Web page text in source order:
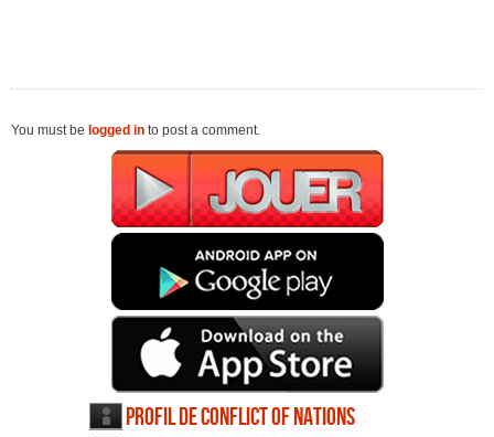
You must be logged in to post a comment.
Profil de Conflict of Nations